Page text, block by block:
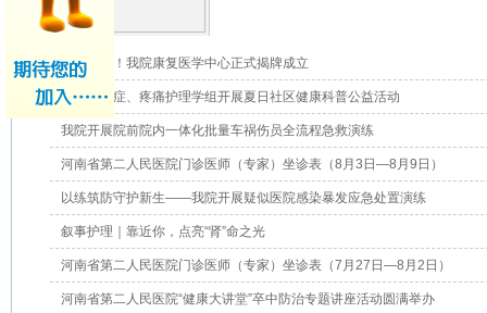
全新亮相！我院康复医学中心正式揭牌成立
我院危重症、疼痛护理学组开展夏日社区健康科普公益活动
我院开展院前院内一体化批量车祸伤员全流程急救演练
河南省第二人民医院门诊医师（专家）坐诊表（8月3日—8月9日）
以练筑防守护新生——我院开展疑似医院感染暴发应急处置演练
叙事护理｜靠近你，点亮“肾”命之光
河南省第二人民医院门诊医师（专家）坐诊表（7月27日—8月2日）
河南省第二人民医院“健康大讲堂”卒中防治专题讲座活动圆满举办